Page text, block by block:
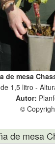
de mesa
1,5 litro -
Autor:
©
de mesa